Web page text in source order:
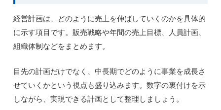
経営計画は、どのように売上を伸ばしていくのかを具体的
に示す項目です。販売戦略や年間の売上目標、人員計画、
組織体制などをまとめます。
目先の計画だけでなく、中長期でどのように事業を成長さ
せていくかという視点も盛り込みます。数字の裏付けを示
しながら、実現できる計画として整理しましょう。